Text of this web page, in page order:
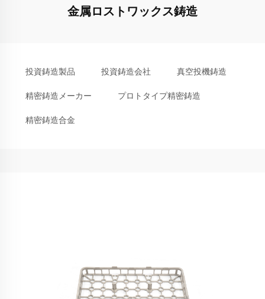
金属ロストワックス鋳造
投資鋳造製品 投資鋳造会社 真空投機鋳造
精密鋳造メーカー プロトタイプ精密鋳造
精密鋳造合金